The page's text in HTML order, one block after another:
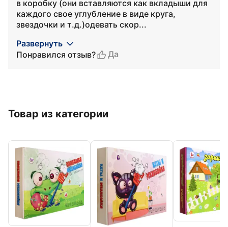
в коробку (они вставляются как вкладыши для
каждого свое углубление в виде круга,
звездочки и т.д.)одевать скор...
Развернуть
Понравился отзыв?
Да
Товар из категории